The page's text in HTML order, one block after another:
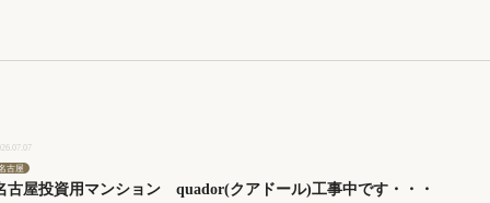
古屋
古屋投資用マンション quador(クアドール)工事中です・・・